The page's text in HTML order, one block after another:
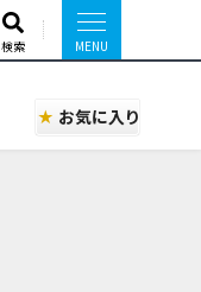
検索
お気に入り